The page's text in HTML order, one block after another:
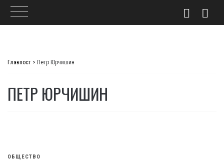
Главпост > Петр Юрчишин
ПЕТР ЮРЧИШИН
ОБЩЕСТВО